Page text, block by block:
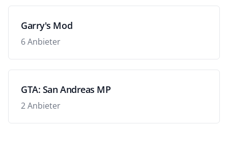
Garry's Mod
6 Anbieter
GTA: San Andreas MP
2 Anbieter